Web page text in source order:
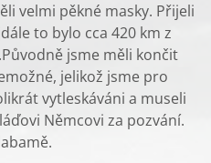
velmi pěkné masky. Přijeli
to bylo cca 420 km z
jsme měli končit
jelikož jsme pro
vytleskáváni a museli
Němcovi za pozvání.